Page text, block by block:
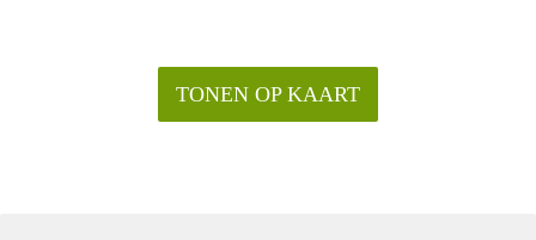
TONEN OP KAART